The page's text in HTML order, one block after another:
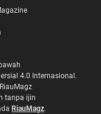
Pelalawan P...
Tuan Guru S...
4.0 Internasional.
tanpa ijin
RiauMagz.